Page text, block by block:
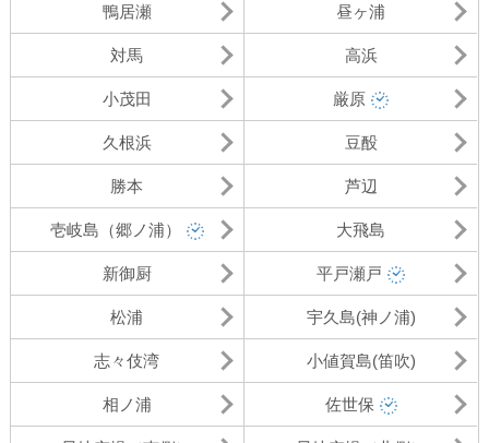
鴨居瀬 昼ヶ浦
対馬 高浜
小茂田 厳原
久根浜 豆酘
勝本 芦辺
壱岐島（郷ノ浦） 大飛島
新御厨 平戸瀬戸
松浦 宇久島(神ノ浦)
志々伎湾 小値賀島(笛吹)
相ノ浦 佐世保